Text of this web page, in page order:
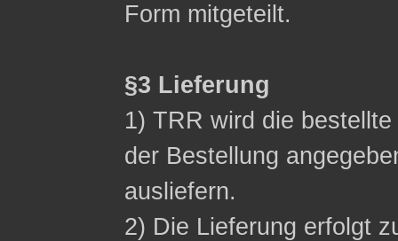
Form mitgeteilt.
§3 Lieferung
1) TRR wird die
der Bestellung
ausliefern.
2) Die Lieferung erfolgt